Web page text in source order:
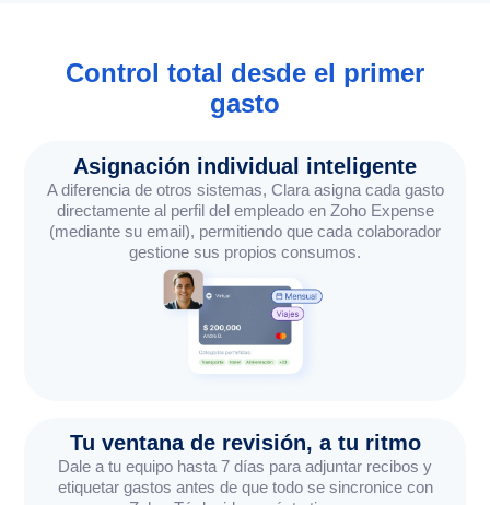
Control total desde el primer
gasto
Asignación individual inteligente
A diferencia de otros sistemas, Clara asigna cada gasto
directamente al perfil del empleado en Zoho Expense
(mediante su email), permitiendo que cada colaborador
gestione sus propios consumos.
Tu ventana de revisión, a tu ritmo
Dale a tu equipo hasta 7 días para adjuntar recibos y
etiquetar gastos antes de que todo se sincronice con